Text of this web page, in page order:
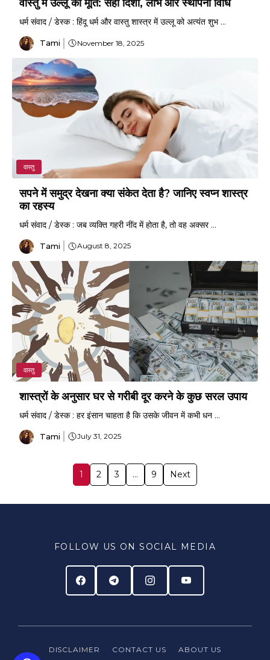
वास्तु में उल्लू की मूर्ति: सही दिशा, लाभ और स्थापना विधि
धर्म संवाद / डेस्क : हिंदू धर्म और वास्तु शास्त्र में उल्लू को अत्यंत शुभ ...
Tami November 18, 2025
वास्तु
सपने में समुद्र देखना क्या संकेत देता है? जानिए स्वप्न शास्त्र
का रहस्य
धर्म संवाद / डेस्क : जब व्यक्ति गहरी नींद में होता है, तो वह अक्सर ...
Tami August 8, 2025
वास्तु
शास्त्रों के अनुसार घर से गरीबी दूर करने के कुछ सरल उपाय
धर्म संवाद / डेस्क : हर इंसान चाहता है कि उसके जीवन में कभी धन ...
Tami July 31, 2025
1 2 3 … 9 Next
FOLLOW US ON SOCIAL MEDIA
DISCLAIMER CONTACT US ABOUT US